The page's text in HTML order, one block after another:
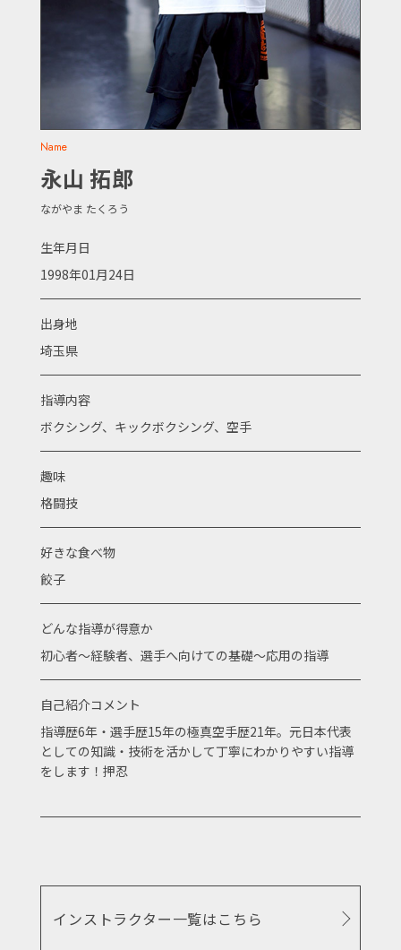
Name
永山 拓郎
ながやま たくろう
生年月日
1998年01月24日
出身地
埼玉県
指導内容
ボクシング、キックボクシング、空手
趣味
格闘技
好きな食べ物
餃子
どんな指導が得意か
初心者〜経験者、選手へ向けての基礎〜応用の指導
自己紹介コメント
指導歴6年・選手歴15年の極真空手歴21年。元日本代表
としての知識・技術を活かして丁寧にわかりやすい指導
をします！押忍
インストラクター一覧はこちら